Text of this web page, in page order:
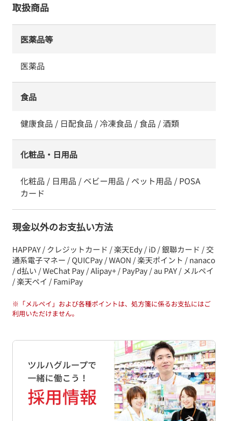
取扱商品
医薬品等
医薬品
食品
健康食品 / 日配食品 / 冷凍食品 / 食品 / 酒類
化粧品・日用品
化粧品 / 日用品 / ベビー用品 / ペット用品 / POSA
カード
現金以外のお支払い方法
HAPPAY / クレジットカード / 楽天Edy / iD / 銀聯カード / 交
通系電子マネー / QUICPay / WAON / 楽天ポイント / nanaco
/ d払い / WeChat Pay / Alipay+ / PayPay / au PAY / メルペイ
/ 楽天ペイ / FamiPay
※ 「メルペイ」および各種ポイントは、処方箋に係るお支払にはご
利用いただけません。